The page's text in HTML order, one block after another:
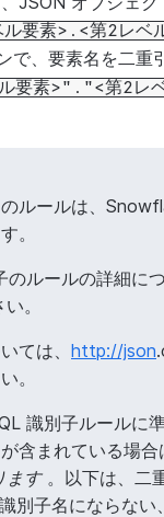
要素>.<第2レベ
で、要素名を二重
要素>"."<第2レ
ルールは、
。
ルールの詳細に
。
ては、 http://json
。
識別子ルールに
含まれている場合
ます。以下は、二
別子名にならない